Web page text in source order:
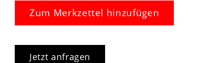
Zum Merkzettel hinzufügen
Jetzt anfragen